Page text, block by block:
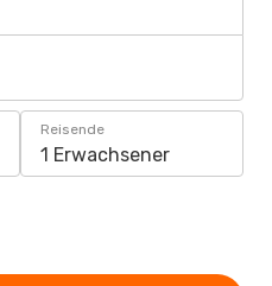
Reisende
1 Erwachsener